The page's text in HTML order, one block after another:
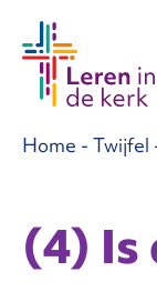
Home - Twijfel
(4) Is